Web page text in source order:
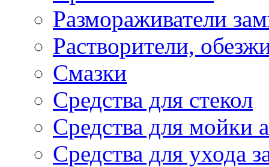
Размораживатели
Растворители,
Смазки
Средства для стекол
Средства для мойки
Средства для ухода